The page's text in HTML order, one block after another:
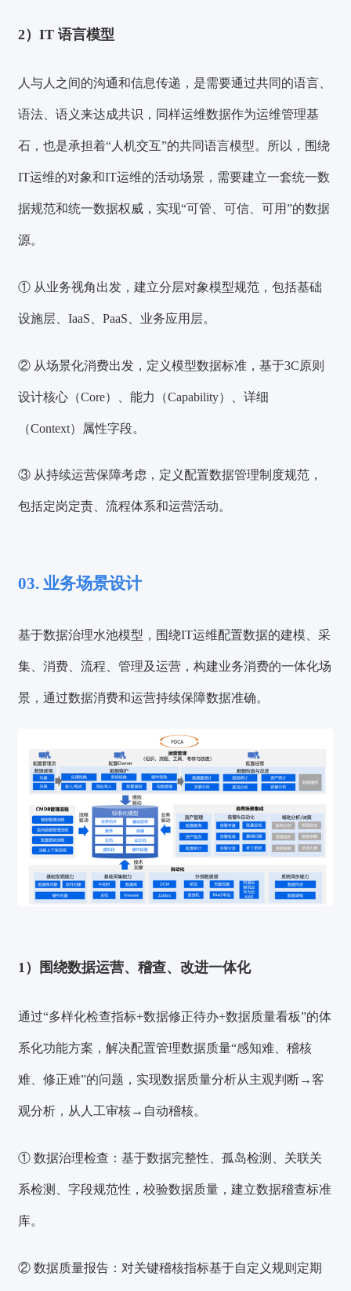
2）IT 语言模型
人与人之间的沟通和信息传递，是需要通过共同的语言、
语法、语义来达成共识，同样运维数据作为运维管理基
石，也是承担着“人机交互”的共同语言模型。所以，围绕
IT运维的对象和IT运维的活动场景，需要建立一套统一数
据规范和统一数据权威，实现“可管、可信、可用”的数据
源。
① 从业务视角出发，建立分层对象模型规范，包括基础
设施层、IaaS、PaaS、业务应用层。
② 从场景化消费出发，定义模型数据标准，基于3C原则
设计核心（Core）、能力（Capability）、详细
（Context）属性字段。
③ 从持续运营保障考虑，定义配置数据管理制度规范，
包括定岗定责、流程体系和运营活动。
03. 业务场景设计
基于数据治理水池模型，围绕IT运维配置数据的建模、采
集、消费、流程、管理及运营，构建业务消费的一体化场
景，通过数据消费和运营持续保障数据准确。
1） 围绕数据运营、稽查、改进一体化
通过“多样化检查指标+数据修正待办+数据质量看板”的体
系化功能方案，解决配置管理数据质量“感知难、稽核
难、修正难”的问题，实现数据质量分析从主观判断→客
观分析，从人工审核→自动稽核。
① 数据治理检查：基于数据完整性、孤岛检测、关联关
系检测、字段规范性，校验数据质量，建立数据稽查标准
库。
② 数据质量报告： 对关键稽核指标基于自定义规则定期